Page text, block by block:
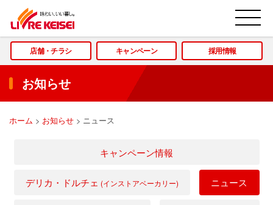
店舗・チラシ キャンペーン 採用情報
お知らせ
ホーム > お知らせ > ニュース
キャンペーン情報
デリカ・ドルチェ (インストアベーカリー) ニュース